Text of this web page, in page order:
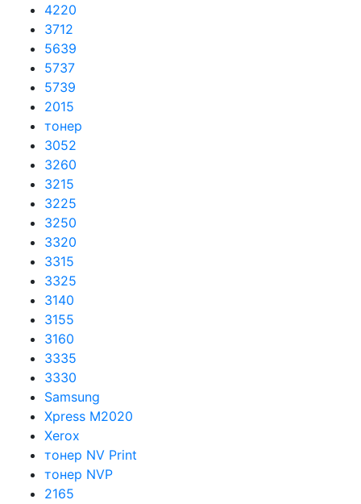
4220
3712
5639
5737
5739
2015
тонер
3052
3260
3215
3225
3250
3320
3315
3325
3140
3155
3160
3335
3330
Samsung
Xpress M2020
Xerox
тонер NV Print
тонер NVP
2165